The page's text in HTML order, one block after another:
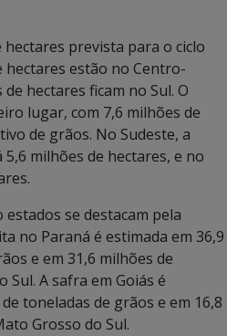
hectares prevista para o ciclo
hectares estão no Centro-
hectares ficam no Sul. O
lugar, com 7,6 milhões de
de grãos. No Sudeste, a
milhões de hectares, e no
se destacam pela
no Paraná é estimada em 36,9
e em 31,6 milhões de
Sul. A safra em Goiás é
toneladas de grãos e em 16,8
Grosso do Sul.